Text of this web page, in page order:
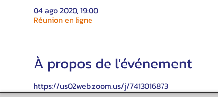
04 ago 2020, 19:00
Réunion en ligne
À propos de l'événement
https://us02web.zoom.us/j/7413016873